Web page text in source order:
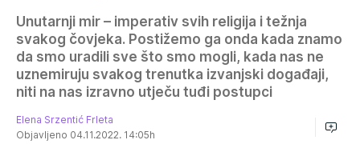
Unutarnji mir – imperativ svih religija i težnja
svakog čovjeka. Postižemo ga onda kada znamo
da smo uradili sve što smo mogli, kada nas ne
uznemiruju svakog trenutka izvanjski događaji,
niti na nas izravno utječu tuđi postupci
Elena Srzentić Frleta
Objavljeno 04.11.2022. 14:05h